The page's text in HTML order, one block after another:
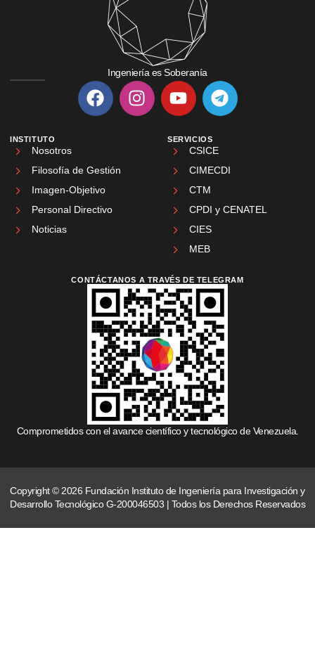
Ingeniería es Soberanía
INSTITUTO
Nosotros
Filosofía de Gestión
Imagen-Objetivo
Personal Directivo
Noticias
SERVICIOS
CSICE
CIMECDI
CTM
CPDI y CENATEL
CIES
MEB
CONTÁCTANOS A TRAVÉS DE TELEGRAM
Comprometidos con el avance científico y tecnológico de Venezuela.
Copyright © 2026 Fundación Instituto de Ingeniería para Investigación y
Desarrollo Tecnológico G-200046503 | Todos los Derechos Reservados